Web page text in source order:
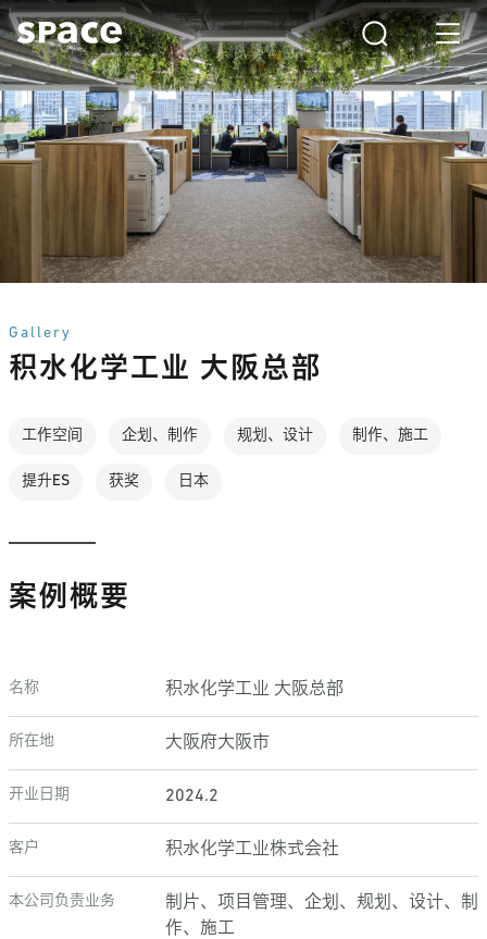
Gallery
积水化学工业 大阪总部
工作空间 企划、制作 规划、设计 制作、施工
提升ES 获奖 日本
案例概要
名称 积水化学工业 大阪总部
所在地 大阪府大阪市
开业日期 2024.2
客户 积水化学工业株式会社
本公司负责业务
制片、项目管理、企划、规划、设计、制
作、施工